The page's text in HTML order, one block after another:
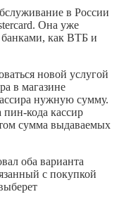
в России
Она уже
банками, как ВТБ и
новой услугой
в магазине
нужную сумму.
кода кассир
сумма выдаваемых
оба варианта
с покупкой